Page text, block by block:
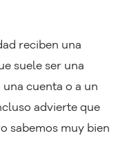
reciben una
suele ser una
cuenta o a un
advierte que
sabemos muy bien